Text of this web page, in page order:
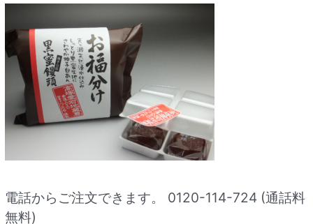
電話からご注文できます。 0120-114-724 (通話料
無料)